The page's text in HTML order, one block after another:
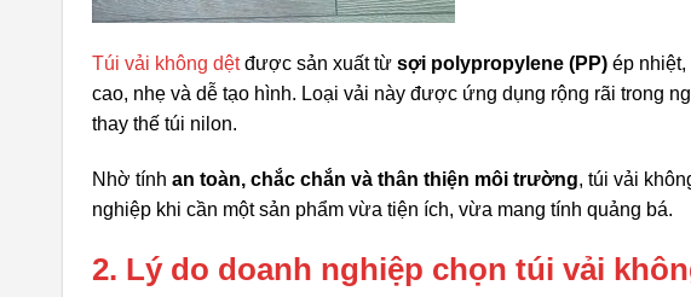
Túi vải không dệtđược sản xuất từ sợi polypropylene (PP) ép
cao, nhẹ và dễ tạo hình. Loại vải này được ứng dụng rộng rãi trong
thay thế túi nilon.
Nhờ tính an toàn, chắc chắn và thân thiện môi trường, túi vải
nghiệp khi cần một sản phẩm vừa tiện ích, vừa mang tính quảng bá.
2. Lý do doanh nghiệp chọn túi vải